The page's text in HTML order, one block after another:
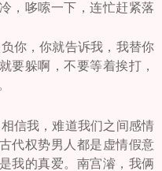
，哆嗦一下，连忙赶紧落
你，你就告诉我，我替你
要躲啊，不要等着挨打，
信我，难道我们之间感情
代权势男人都是虚情假意
我的真爱。南宫濬，我俩